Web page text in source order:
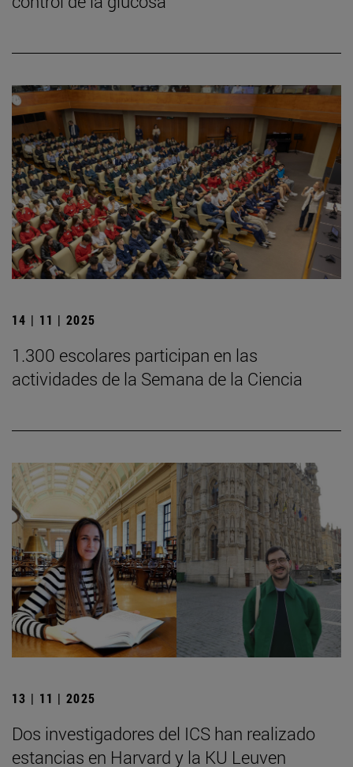
14 | 11 | 2025
1.300 escolares participan en las
actividades de la Semana de la Ciencia
13 | 11 | 2025
Dos investigadores del ICS han realizado
estancias en Harvard y la KU Leuven